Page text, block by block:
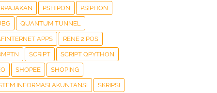
PSHIPON PSIPHON
QUANTUM TUNNEL
APPS RENE 2 POS
SCRIPT SCRIPT QPYTHON
SHOPEE SHOPING
INFORMASI AKUNTANSI SKRIPSI